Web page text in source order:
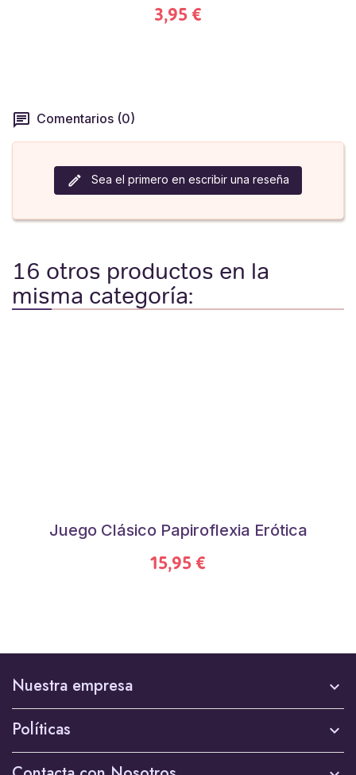
3,95 €
Comentarios (0)
Sea el primero en escribir una reseña
16 otros productos en la
misma categoría:
Juego Clásico Papiroflexia Erótica
15,95 €
Nuestra empresa 
Políticas 